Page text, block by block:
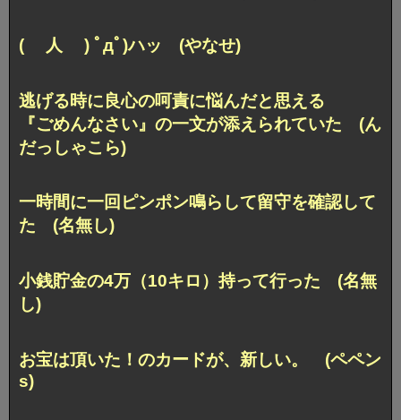
( 人 ) ﾟдﾟ)ハッ (やなせ)
逃げる時に良心の呵責に悩んだと思える
『ごめんなさい』の一文が添えられていた (ん
だっしゃこら)
一時間に一回ピンポン鳴らして留守を確認して
た (名無し)
小銭貯金の4万（10キロ）持って行った (名無
し)
お宝は頂いた！のカードが、新しい。 (ペペン
s)